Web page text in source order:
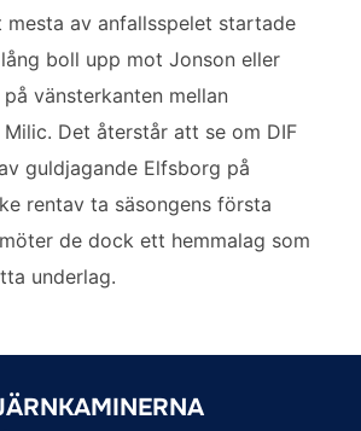
mesta av anfallsspelet startade
boll upp mot Jonson eller
vänsterkanten mellan
Det återstår att se om DIF
guldjagande Elfsborg på
rentav ta säsongens första
de dock ett hemmalag som
underlag.